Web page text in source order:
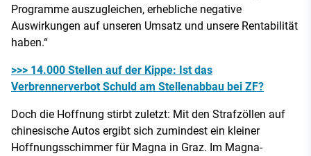
Programme auszugleichen, erhebliche negative
Auswirkungen auf unseren Umsatz und unsere Rentabilität
haben.“
>>> 14.000 Stellen auf der Kippe: Ist das
Verbrennerverbot Schuld am Stellenabbau bei ZF?
Doch die Hoffnung stirbt zuletzt: Mit den Strafzöllen auf
chinesische Autos ergibt sich zumindest ein kleiner
Hoffnungsschimmer für Magna in Graz. Im Magna-